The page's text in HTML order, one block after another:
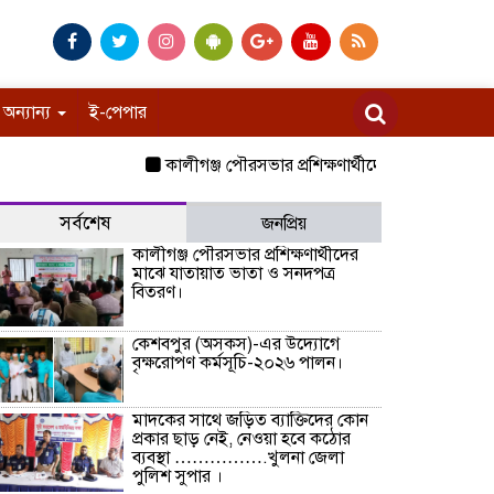
অন্যান্য ই-পেপার
কালীগঞ্জ পৌরসভার প্রশিক্ষণার্থীদের মাঝে যাতায়াত
সর্বশেষ
জনপ্রিয়
কালীগঞ্জ পৌরসভার প্রশিক্ষণার্থীদের
মাঝে যাতায়াত ভাতা ও সনদপত্র
বিতরণ।
কেশবপুর (অসকস)-এর উদ্যোগে
বৃক্ষরোপণ কর্মসূচি-২০২৬ পালন।
মাদকের সাথে জড়িত ব্যাক্তিদের কোন
প্রকার ছাড় নেই, নেওয়া হবে কঠোর
ব্যবস্থা …………….খুলনা জেলা
পুলিশ সুপার ।